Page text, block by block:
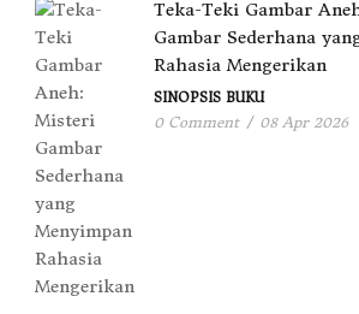
Teka-Teki Gambar
Gambar Sederhana
Rahasia Mengerikan
SINOPSIS BUKU
0 Comment / 08 Apr 2026